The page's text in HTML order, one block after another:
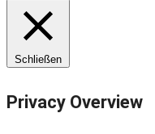
Schließen
Privacy Overview